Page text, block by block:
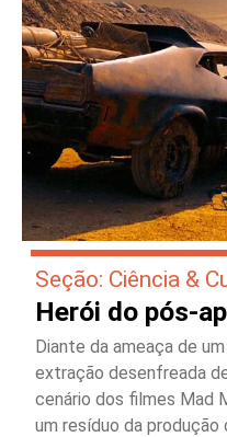
Seção: Ciência &
Herói do pós-
Diante da ameaça de
extração desenfreada
cenário dos filmes Mad
um resíduo da